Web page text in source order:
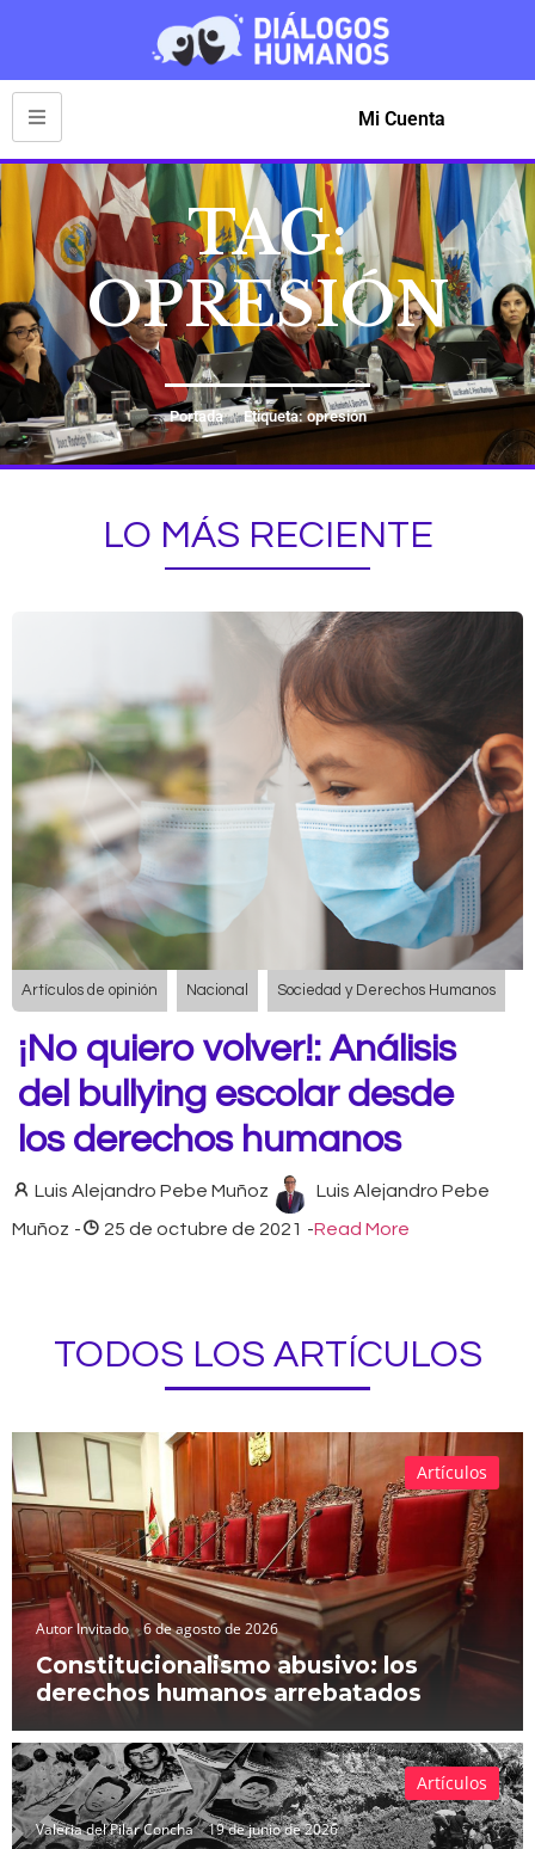
Mi Cuenta
TAG:
OPRESIÓN
Portada Etiqueta: opresión
LO MÁS RECIENTE
Artículos de opinión Nacional Sociedad y Derechos Humanos
¡No quiero volver!: Análisis
del bullying escolar desde
los derechos humanos
Luis Alejandro Pebe Muñoz Luis Alejandro Pebe
Muñoz - 25 de octubre de 2021 -Read More
TODOS LOS ARTÍCULOS
Autor Invitado 6 de agosto de 2026
Constitucionalismo abusivo: los
derechos humanos arrebatados
Artículos
Valeria del Pilar Concha 19 de junio de 2026
Artículos